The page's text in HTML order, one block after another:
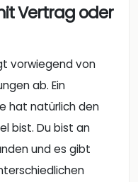
Vertrag oder
vorwiegend von
ab. Ein
hat natürlich den
bist. Du bist an
und es gibt